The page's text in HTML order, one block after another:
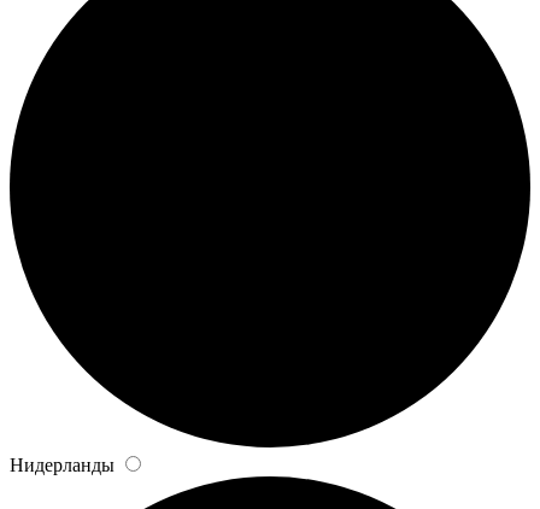
Нидерланды